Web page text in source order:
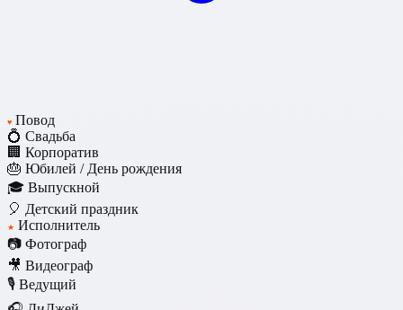
♥ Повод
💍 Свадьба
🏢 Корпоратив
🎂 Юбилей / День рождения
🎓 Выпускной
🎈 Детский праздник
★ Исполнитель
📷 Фотограф
🎥 Видеограф
🎙️ Ведущий